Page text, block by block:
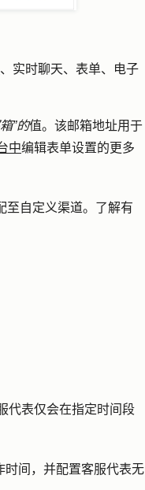
、实时聊天、表单、电子
”的值。该邮箱地址用于
中编辑表单设置的更多
至自定义渠道。了解有
代表仅会在指定时间段
时间，并配置客服代表无